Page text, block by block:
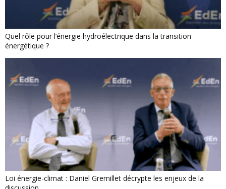
Quel rôle pour l’énergie hydroélectrique dans la transition
énergétique ?
Loi énergie-climat : Daniel Gremillet décrypte les enjeux de la